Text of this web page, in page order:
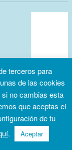
terceros para
de las cookies
no cambias esta
que aceptas el
de tu
. Aceptar